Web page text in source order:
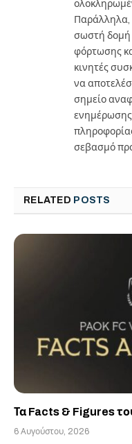
Παράλληλα,
σωστή δομή
φόρτωσης
κινητές
να
σημείο
σεβασμό
RELATED POSTS
Τα Facts & Figures
6 Αυγούστου, 2026